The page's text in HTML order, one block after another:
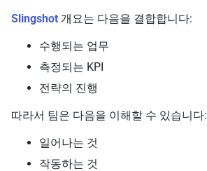
Slingshot 개요는 다음을 결합합니다:
수행되는 업무
측정되는 KPI
전략의 진행
따라서 팀은 다음을 이해할 수 있습니다:
일어나는 것
작동하는 것